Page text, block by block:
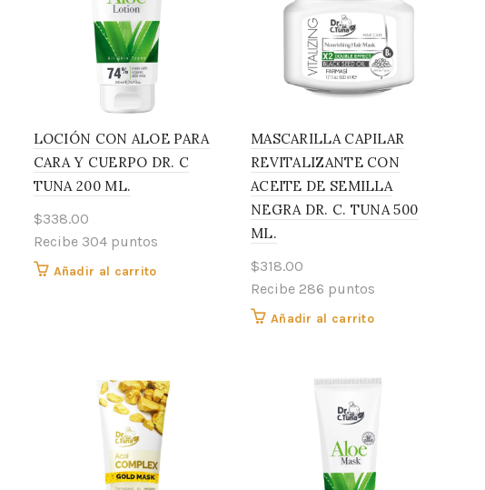
LOCIÓN CON ALOE PARA
CARA Y CUERPO DR. C
TUNA 200 ML.
$338.00
Recibe 304 puntos
Añadir al carrito
MASCARILLA CAPILAR
REVITALIZANTE CON
ACEITE DE SEMILLA
NEGRA DR. C. TUNA 500
ML.
$318.00
Recibe 286 puntos
Añadir al carrito